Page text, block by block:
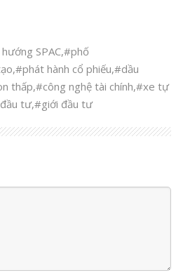
SPAC,#phố
,#phát hành cổ phiếu,#dầu
thấp,#công nghệ tài chính,#xe tự
tư,#giới đầu tư